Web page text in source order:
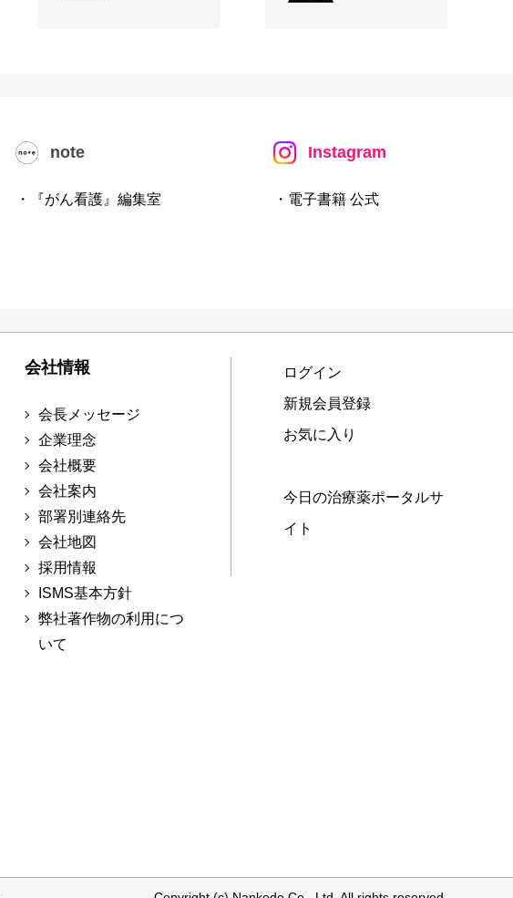
note
・『がん看護』編集室
Instagram
・電子書籍 公式
会社情報
会長メッセージ
企業理念
会社概要
会社案内
部署別連絡先
会社地図
採用情報
ISMS基本方針
弊社著作物の利用につ
いて
ログイン
新規会員登録
お気に入り
今日の治療薬ポータルサ
イト